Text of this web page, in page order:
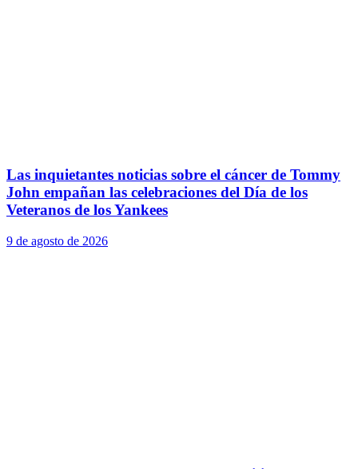
Las inquietantes noticias sobre el cáncer de Tommy
John empañan las celebraciones del Día de los
Veteranos de los Yankees
9 de agosto de 2026